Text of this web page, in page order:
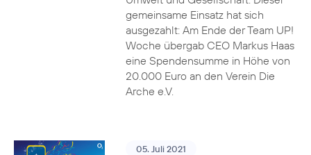
gemeinsame Einsatz hat sich
ausgezahlt: Am Ende der Team UP!
Woche übergab CEO Markus Haas
eine Spendensumme in Höhe von
20.000 Euro an den Verein Die
Arche e.V.
05. Juli 2021